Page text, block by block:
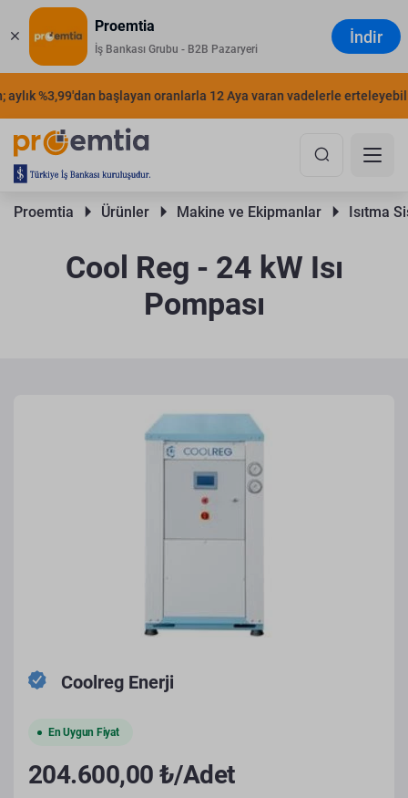
Proemtia
İş Bankası Grubu - B2B Pazaryeri
İndir
%3,99'dan başlayan oranlarla 12 Aya varan vadelerle
Proemtia Ürünler Makine ve Ekipmanlar Isıtma
Cool Reg - 24 kW Isı
Pompası
Coolreg Enerji
En Uygun Fiyat
204.600,00 ₺/Adet